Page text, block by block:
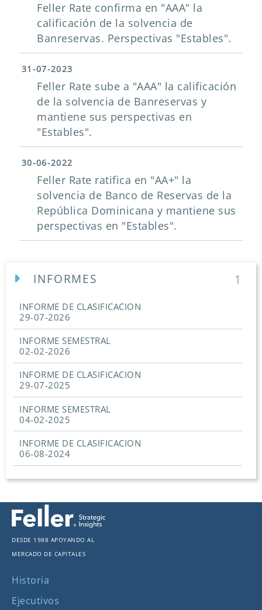
Feller Rate confirma en "AAA" la
calificación de la solvencia de
Banreservas. Perspectivas "Estables".
31-07-2023
Feller Rate sube a "AAA" la calificación
de la solvencia de Banreservas y
mantiene sus perspectivas en
"Estables".
30-06-2022
Feller Rate ratifica en "AA+" la
solvencia de Banco de Reservas de la
República Dominicana y mantiene sus
perspectivas en "Estables".
INFORMES 1
INFORME DE CLASIFICACION
29-07-2026
INFORME SEMESTRAL
02-02-2026
INFORME DE CLASIFICACION
29-07-2025
INFORME SEMESTRAL
04-02-2025
INFORME DE CLASIFICACION
06-08-2024
Desde 1988 apoyando al
mercado de capitales
Historia
Ejecutivos